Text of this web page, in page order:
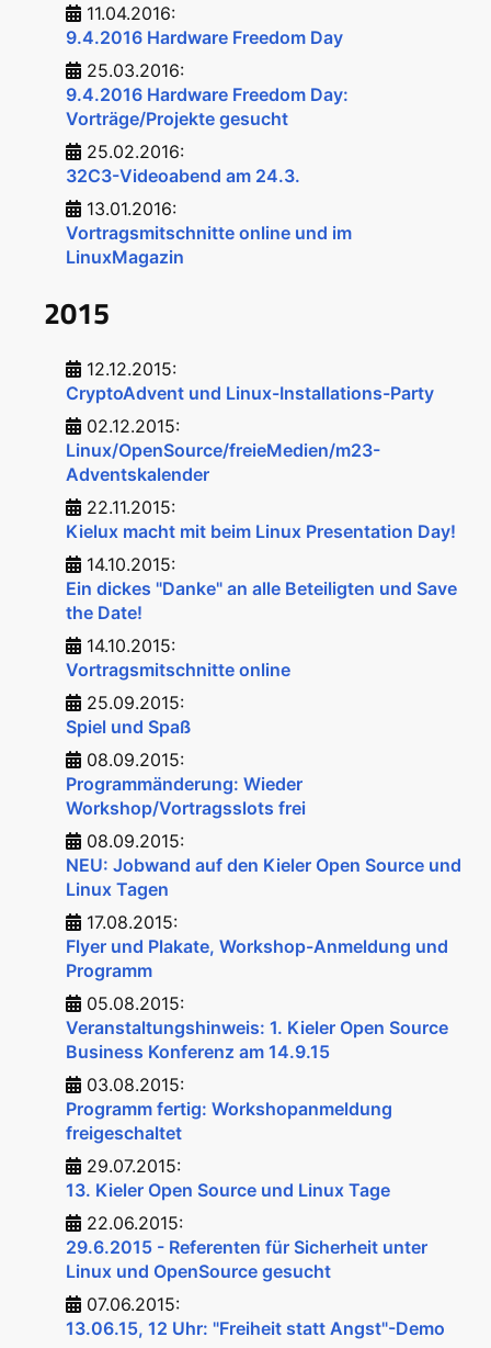
11.04.2016:
9.4.2016 Hardware Freedom Day
25.03.2016:
9.4.2016 Hardware Freedom Day:
Vorträge/Projekte gesucht
25.02.2016:
32C3-Videoabend am 24.3.
13.01.2016:
Vortragsmitschnitte online und im
LinuxMagazin
2015
12.12.2015:
CryptoAdvent und Linux-Installations-Party
02.12.2015:
Linux/OpenSource/freieMedien/m23-
Adventskalender
22.11.2015:
Kielux macht mit beim Linux Presentation Day!
14.10.2015:
Ein dickes "Danke" an alle Beteiligten und Save
the Date!
14.10.2015:
Vortragsmitschnitte online
25.09.2015:
Spiel und Spaß
08.09.2015:
Programmänderung: Wieder
Workshop/Vortragsslots frei
08.09.2015:
NEU: Jobwand auf den Kieler Open Source und
Linux Tagen
17.08.2015:
Flyer und Plakate, Workshop-Anmeldung und
Programm
05.08.2015:
Veranstaltungshinweis: 1. Kieler Open Source
Business Konferenz am 14.9.15
03.08.2015:
Programm fertig: Workshopanmeldung
freigeschaltet
29.07.2015:
13. Kieler Open Source und Linux Tage
22.06.2015:
29.6.2015 - Referenten für Sicherheit unter
Linux und OpenSource gesucht
07.06.2015:
13.06.15, 12 Uhr: "Freiheit statt Angst"-Demo